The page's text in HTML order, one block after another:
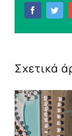
Facebook
Σχετικά